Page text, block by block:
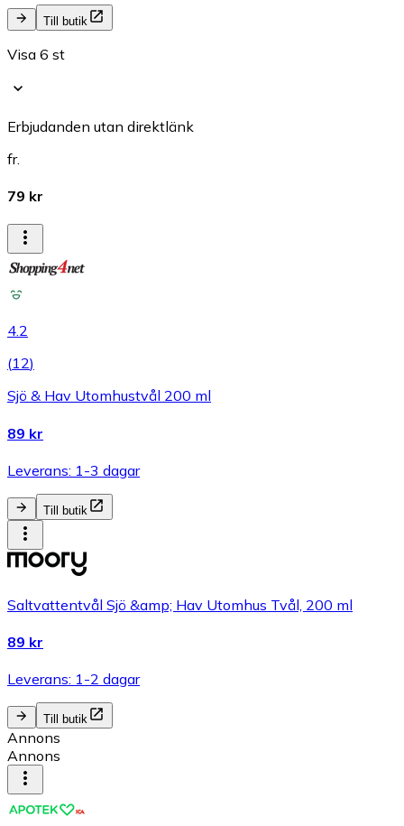
Till butik
Visa 6 st
Erbjudanden utan direktlänk
fr.
79 kr
4.2
(12)
Sjö & Hav Utomhustvål 200 ml
89 kr
Leverans: 1-3 dagar
Till butik
Saltvattentvål Sjö &amp; Hav Utomhus Tvål, 200 ml
89 kr
Leverans: 1-2 dagar
Till butik
Annons
Annons